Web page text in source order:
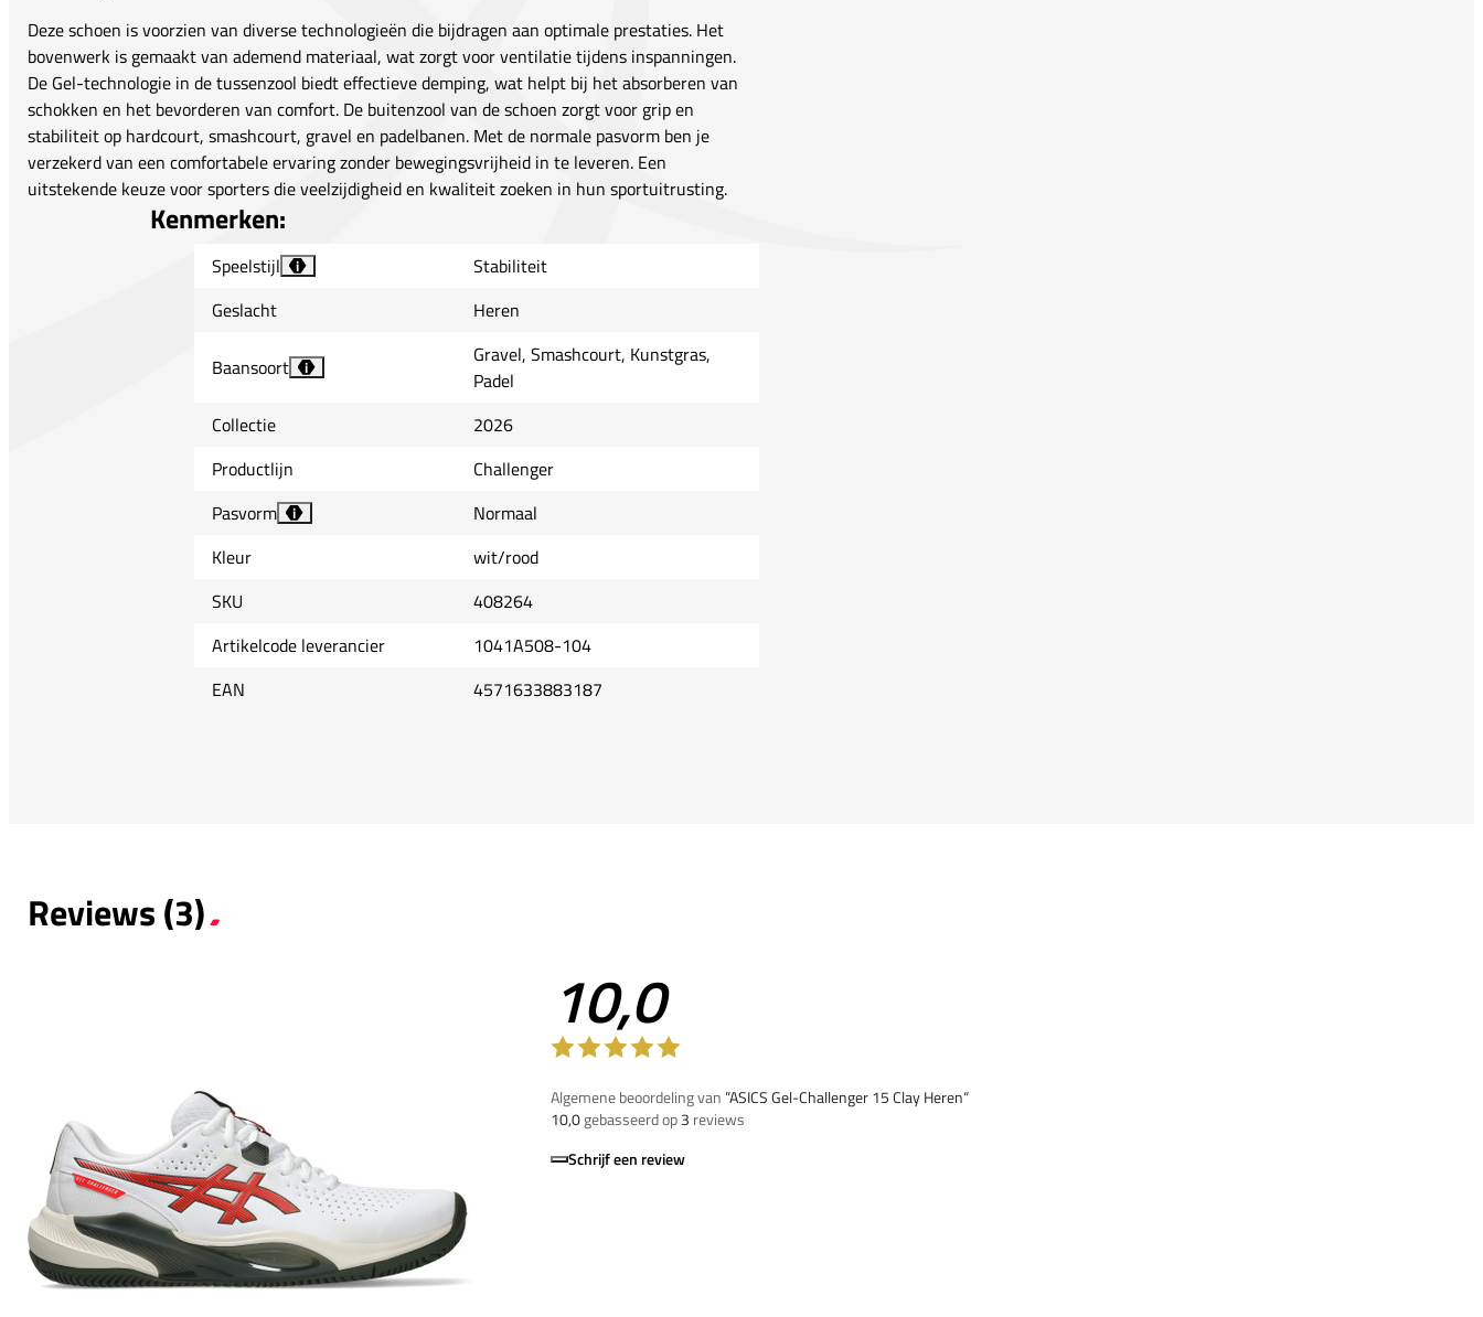
Deze schoen is voorzien van diverse technologieën die bijdragen aan optimale prestaties. Het
bovenwerk is gemaakt van ademend materiaal, wat zorgt voor ventilatie tijdens inspanningen.
De Gel-technologie in de tussenzool biedt effectieve demping, wat helpt bij het absorberen van
schokken en het bevorderen van comfort. De buitenzool van de schoen zorgt voor grip en
stabiliteit op hardcourt, smashcourt, gravel en padelbanen. Met de normale pasvorm ben je
verzekerd van een comfortabele ervaring zonder bewegingsvrijheid in te leveren. Een
uitstekende keuze voor sporters die veelzijdigheid en kwaliteit zoeken in hun sportuitrusting.
Kenmerken:
Speelstijl i
Stabiliteit
Geslacht
Heren
Baansoort i
Gravel, Smashcourt, Kunstgras,
Padel
Collectie
2026
Productlijn
Challenger
Pasvorm
i
Normaal
Kleur
wit/rood
SKU
408264
Artikelcode leverancier
1041A508-104
EAN
4571633883187
Reviews (3)
10,0
Algemene beoordeling van”ASICS Gel-Challenger 15 Clay Heren“
10,0gebasseerd op3 reviews
Schrijf een review